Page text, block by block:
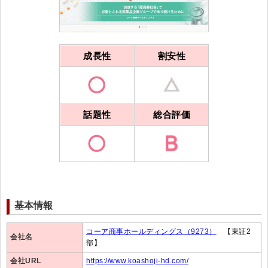
成長性 割安性
話題性 総合評価
基本情報
会社名
コーア商事ホールディングス（9273）
【東証2
部】
会社URL https://www.koashoji-hd.com/